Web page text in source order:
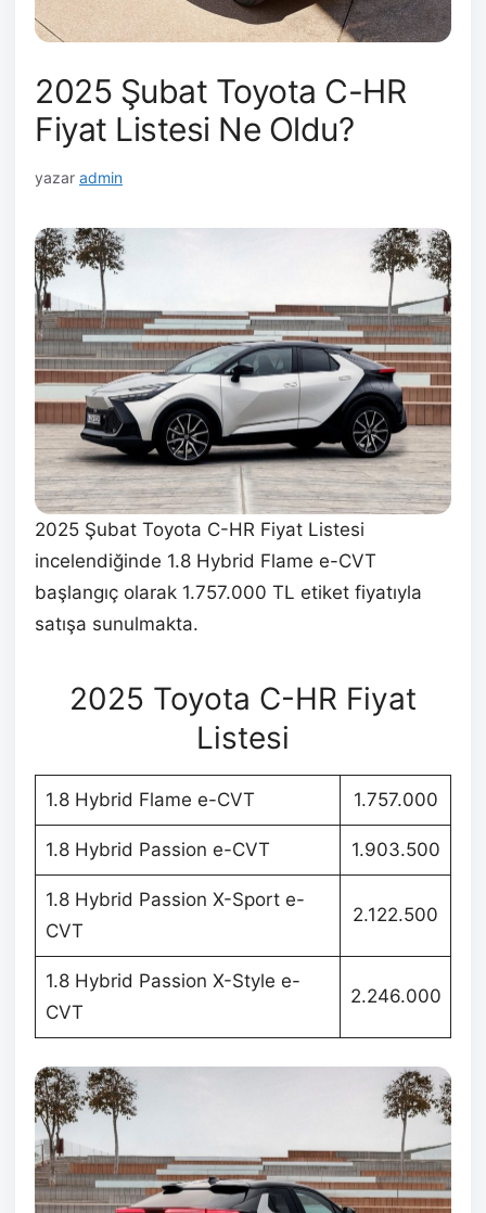
2025 Şubat Toyota C-HR
Fiyat Listesi Ne Oldu?
yazar admin
2025 Şubat Toyota C-HR Fiyat Listesi
incelendiğinde 1.8 Hybrid Flame e-CVT
başlangıç olarak 1.757.000 TL etiket fiyatıyla
satışa sunulmakta.
2025 Toyota C-HR Fiyat
Listesi
1.8 Hybrid Flame e-CVT 1.757.000
1.8 Hybrid Passion e-CVT 1.903.500
1.8 Hybrid Passion X-Sport e-
CVT
2.122.500
1.8 Hybrid Passion X-Style e-
CVT
2.246.000